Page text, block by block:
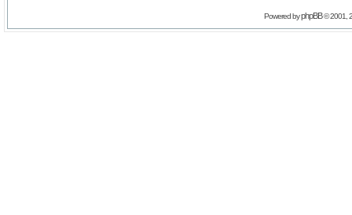
Powered byphpBB© 2001,